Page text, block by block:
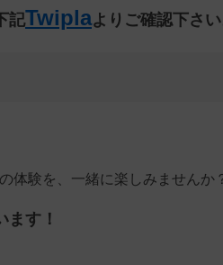
記Twiplaよりご確認下さ
体験を、一緒に楽しみませんか
ます！